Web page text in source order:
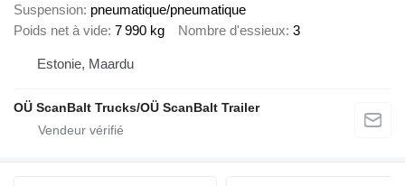
Suspension pneumatique/pneumatique
Poids net à vide 7 990 kg Nombre d'essieux 3
Estonie, Maardu
OÜ ScanBalt Trucks/OÜ ScanBalt Trailer